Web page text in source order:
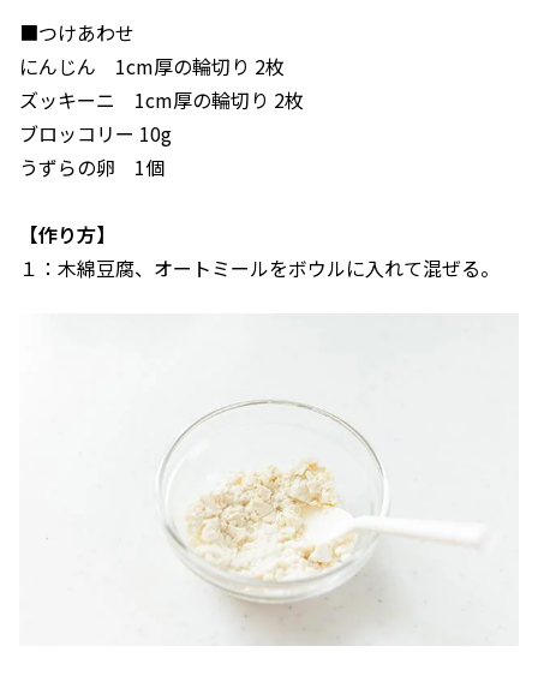
■つけあわせ
にんじん 1cm厚の輪切り 2枚
ズッキーニ 1cm厚の輪切り 2枚
ブロッコリー 10g
うずらの卵 1個
【作り方】
１：木綿豆腐、オートミールをボウルに入れて混ぜる。